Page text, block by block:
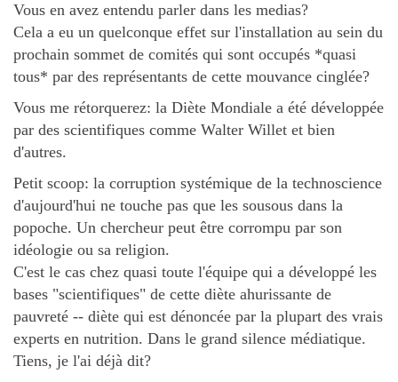
Vous en avez entendu parler dans les medias?
Cela a eu un quelconque effet sur l'installation au sein du
prochain sommet de comités qui sont occupés *quasi
tous* par des représentants de cette mouvance cinglée?
Vous me rétorquerez: la Diète Mondiale a été développée
par des scientifiques comme Walter Willet et bien
d'autres.
Petit scoop: la corruption systémique de la technoscience
d'aujourd'hui ne touche pas que les sousous dans la
popoche. Un chercheur peut être corrompu par son
idéologie ou sa religion.
C'est le cas chez quasi toute l'équipe qui a développé les
bases "scientifiques" de cette diète ahurissante de
pauvreté -- diète qui est dénoncée par la plupart des vrais
experts en nutrition. Dans le grand silence médiatique.
Tiens, je l'ai déjà dit?